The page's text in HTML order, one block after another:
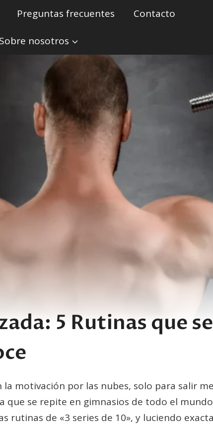
Preguntas frecuentes Contacto
Sobre nosotros
5 Rutinas que
la motivación por las nubes, solo para salir
que se repite en gimnasios de todo el
rutinas de «3 series de 10», y luciendo